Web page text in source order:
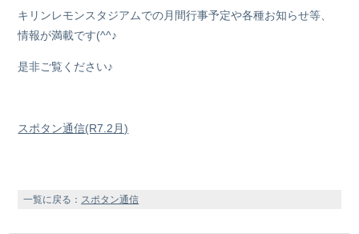
キリンレモンスタジアムでの月間行事予定や各種お知らせ等、
情報が満載です(^^♪
是非ご覧ください♪
スポタン通信(R7.2月)
一覧に戻る： スポタン通信